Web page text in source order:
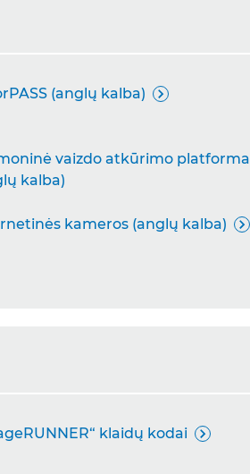
(anglų kalba) 
vaizdo atkūrimo platforma
kalba)
kameros (anglų kalba) 
klaidų kodai 